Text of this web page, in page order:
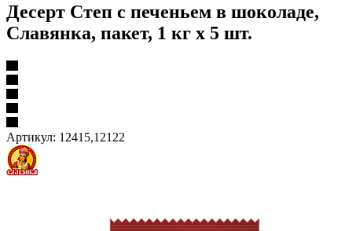
Десерт Степ с печеньем в шоколаде,
Славянка, пакет, 1 кг х 5 шт.
Артикул: 12415,12122